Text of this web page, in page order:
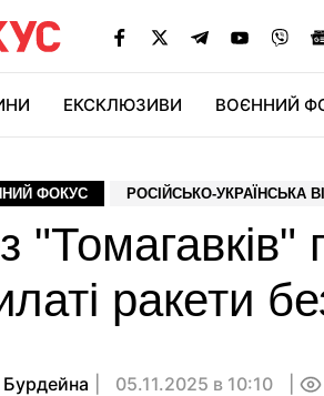
ЕКСКЛЮЗИВИ ВОЄННИЙ
ФОКУС РОСІЙСЬКО-УКРАЇНСЬКА
"Томагавків"
ракети
05.11.2025 в 10:10